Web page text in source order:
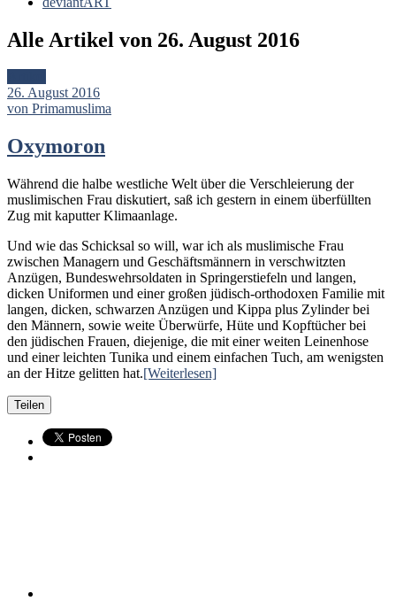
Alle Artikel von 26. August 2016
26. August 2016
von Primamuslima
Oxymoron
Während die halbe westliche Welt über die Verschleierung der
muslimischen Frau diskutiert, saß ich gestern in einem überfüllten
Zug mit kaputter Klimaanlage.
Und wie das Schicksal so will, war ich als muslimische Frau
zwischen Managern und Geschäftsmännern in verschwitzten
Anzügen, Bundeswehrsoldaten in Springerstiefeln und langen,
dicken Uniformen und einer großen jüdisch-orthodoxen Familie mit
langen, dicken, schwarzen Anzügen und Kippa plus Zylinder bei
den Männern, sowie weite Überwürfe, Hüte und Kopftücher bei
den jüdischen Frauen, diejenige, die mit einer weiten Leinenhose
und einer leichten Tunika und einem einfachen Tuch, am wenigsten
an der Hitze gelitten hat.[Weiterlesen]
Teilen